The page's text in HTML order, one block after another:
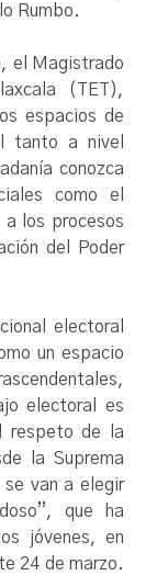
Rumbo.
el Magistrado
(TET),
espacios de
tanto a nivel
conozca
como el
los procesos
del Poder
electoral
un espacio
electoral es
respeto de la
la Suprema
van a elegir
que ha
jóvenes, en
24 de marzo.